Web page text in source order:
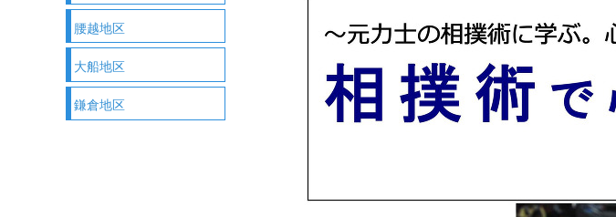
腰越地区
大船地区
鎌倉地区